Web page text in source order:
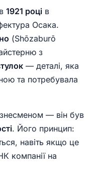
1921 році в
Осака.
(Shōzaburō
з
— деталі, яка
та потребувала
— він був
. Його принцип:
навіть якщо це
компанії на